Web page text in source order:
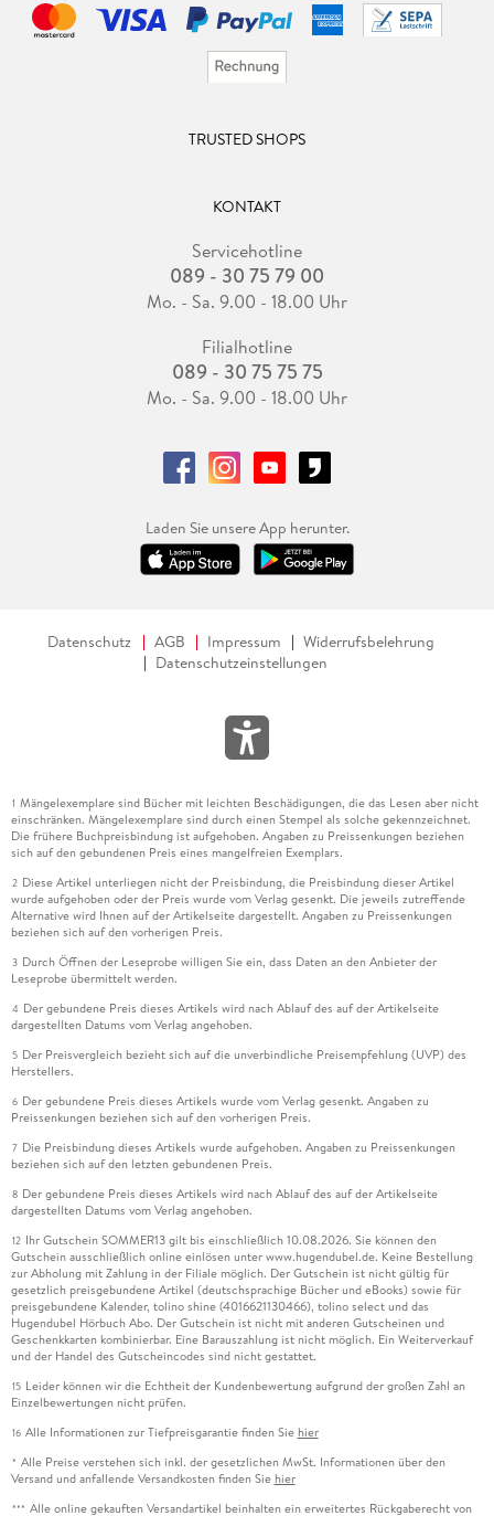
TRUSTED SHOPS
KONTAKT
Servicehotline
089 - 30 75 79 00
Mo. - Sa. 9.00 - 18.00 Uhr
Filialhotline
089 - 30 75 75 75
Mo. - Sa. 9.00 - 18.00 Uhr
Laden Sie unsere App herunter.
Datenschutz AGB Impressum
Widerrufsbelehrung
Datenschutzeinstellungen
1 Mängelexemplare sind Bücher mit leichten Beschädigungen, die das Lesen aber nicht
einschränken. Mängelexemplare sind durch einen Stempel als solche gekennzeichnet.
Die frühere Buchpreisbindung ist aufgehoben. Angaben zu Preissenkungen beziehen
sich auf den gebundenen Preis eines mangelfreien Exemplars.
2 Diese Artikel unterliegen nicht der Preisbindung, die Preisbindung dieser Artikel
wurde aufgehoben oder der Preis wurde vom Verlag gesenkt. Die jeweils zutreffende
Alternative wird Ihnen auf der Artikelseite dargestellt. Angaben zu Preissenkungen
beziehen sich auf den vorherigen Preis.
3 Durch Öffnen der Leseprobe willigen Sie ein, dass Daten an den Anbieter der
Leseprobe übermittelt werden.
4 Der gebundene Preis dieses Artikels wird nach Ablauf des auf der Artikelseite
dargestellten Datums vom Verlag angehoben.
5 Der Preisvergleich bezieht sich auf die unverbindliche Preisempfehlung (UVP) des
Herstellers.
6 Der gebundene Preis dieses Artikels wurde vom Verlag gesenkt. Angaben zu
Preissenkungen beziehen sich auf den vorherigen Preis.
7 Die Preisbindung dieses Artikels wurde aufgehoben. Angaben zu Preissenkungen
beziehen sich auf den letzten gebundenen Preis.
8 Der gebundene Preis dieses Artikels wird nach Ablauf des auf der Artikelseite
dargestellten Datums vom Verlag angehoben.
12 Ihr Gutschein SOMMER13 gilt bis einschließlich 10.08.2026. Sie können den
Gutschein ausschließlich online einlösen unter www.hugendubel.de. Keine Bestellung
zur Abholung mit Zahlung in der Filiale möglich. Der Gutschein ist nicht gültig für
gesetzlich preisgebundene Artikel (deutschsprachige Bücher und eBooks) sowie für
preisgebundene Kalender, tolino shine (4016621130466), tolino select und das
Hugendubel Hörbuch Abo. Der Gutschein ist nicht mit anderen Gutscheinen und
Geschenkkarten kombinierbar. Eine Barauszahlung ist nicht möglich. Ein Weiterverkauf
und der Handel des Gutscheincodes sind nicht gestattet.
15 Leider können wir die Echtheit der Kundenbewertung aufgrund der großen Zahl an
Einzelbewertungen nicht prüfen.
16 Alle Informationen zur Tiefpreisgarantie finden Sie hier
* Alle Preise verstehen sich inkl. der gesetzlichen MwSt. Informationen über den
Versand und anfallende Versandkosten finden Sie hier
*** Alle online gekauften Versandartikel beinhalten ein erweitertes Rückgaberecht von